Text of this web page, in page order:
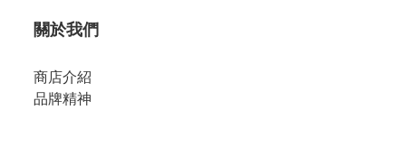
關於我們
商店介紹
品牌精神